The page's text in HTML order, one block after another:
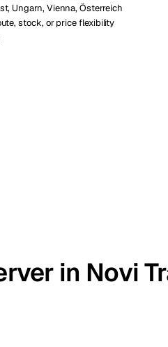
Ungarn, Vienna, Österreich
stock, or price flexibility
in Novi